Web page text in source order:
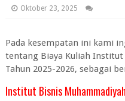
Oktober 23, 2025
Pada kesempatan ini kami
tentang Biaya Kuliah
Tahun 2025-2026, sebagai
Institut Bisnis